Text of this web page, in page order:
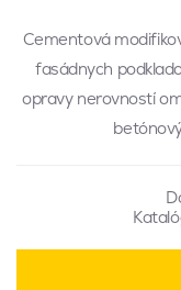
Cementová
fasádnych
opravy nerovností